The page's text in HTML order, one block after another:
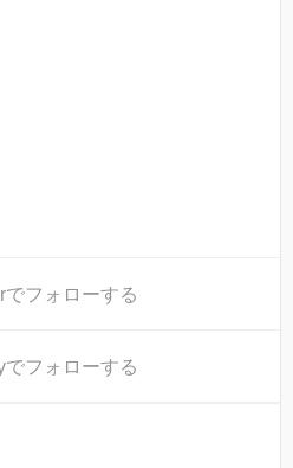
でフォローする
でフォローする